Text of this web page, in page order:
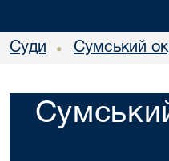
Суди • Сумський